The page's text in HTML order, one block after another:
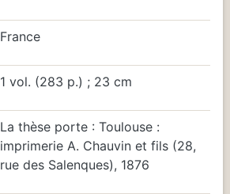
France
1 vol. (283 p.) ; 23 cm
La thèse porte : Toulouse :
imprimerie A. Chauvin et fils (28,
rue des Salenques), 1876